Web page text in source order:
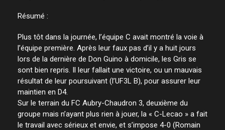
Résumé :
Plus tôt dans la journée, l’équipe C avait montré la voie à
l’équipe première. Après leur faux pas d’il y a huit jours
lors de la dernière de Don Guino à domicile, les Gris se
sont bien repris. Il leur fallait une victoire, ou un mauvais
résultat de leur poursuivant (l’UF3L B), pour assurer leur
maintien en D4.
Sur le terrain du FC Aubry-Chaudron 3, deuxième du
groupe mais n’ayant plus rien à jouer, la « C-Lecao » a fait
le travail avec sérieux et envie, et s’impose 4-0 (Romain